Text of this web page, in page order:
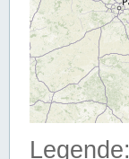
Legende: